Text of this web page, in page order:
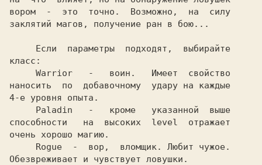
вором  -  это  точно.  Возможно,  на  силу
заклятий магов, получение ран в бою...
класс:
наносить  по  добавочному  удару на каждые
4-е уровня опыта.
способности   на  высоких  level  отражает
очень хорошо магию.
Обезвреживает и чувствует ловушки.